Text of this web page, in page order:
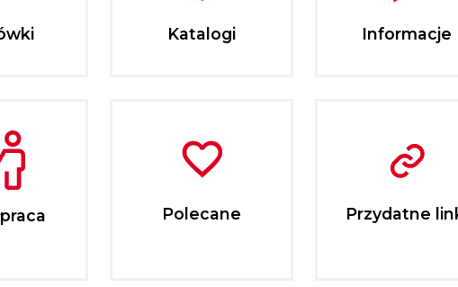
Katalogi Informacje
Polecane Przydatne